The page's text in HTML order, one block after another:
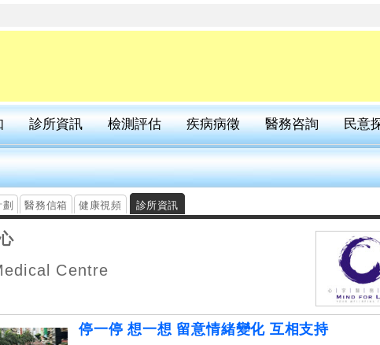
診所資訊 檢測評估 疾病病徵 醫務咨詢 民意
醫務信箱 健康視頻 診所資訊
Centre
停一停 想一想 留意情緒變化 互相支持